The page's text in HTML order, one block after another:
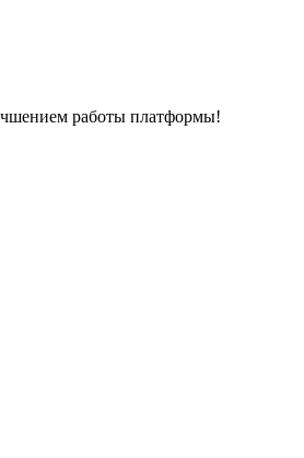
работы платформы!